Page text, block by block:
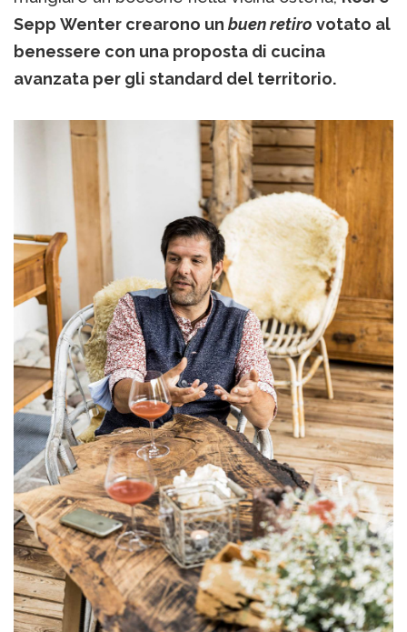
Sepp Wenter crearono un buen retiro votato al
benessere con una proposta di cucina
avanzata per gli standard del territorio.